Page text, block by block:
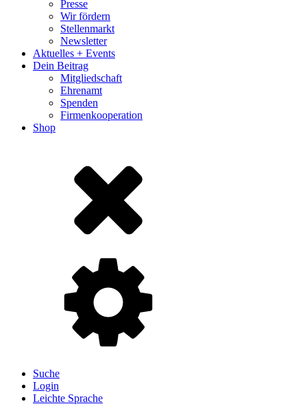
Presse
Wir fördern
Stellenmarkt
Newsletter
Aktuelles + Events
Dein Beitrag
Mitgliedschaft
Ehrenamt
Spenden
Firmenkooperation
Shop
Suche
Login
Leichte Sprache